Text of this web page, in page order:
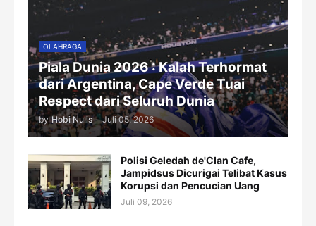
OLAHRAGA
Piala Dunia 2026 : Kalah Terhormat
dari Argentina, Cape Verde Tuai
Respect dari Seluruh Dunia
by Hobi Nulis - Juli 05, 2026
Polisi Geledah de'Clan Cafe,
Jampidsus Dicurigai Telibat Kasus
Korupsi dan Pencucian Uang
Juli 09, 2026